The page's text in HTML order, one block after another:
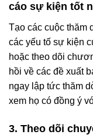
cáo sự kiện tốt
Tạo các cuộc thăm
các yếu tố sự kiện
hoặc theo dõi
hồi về các đề xuất
ngay lập tức thăm
xem họ có đồng ý
3. Theo dõi